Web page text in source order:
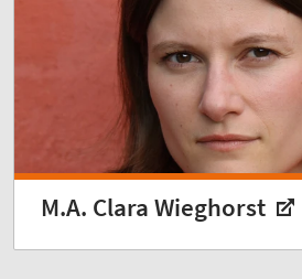
M.A. Clara Wieghorst